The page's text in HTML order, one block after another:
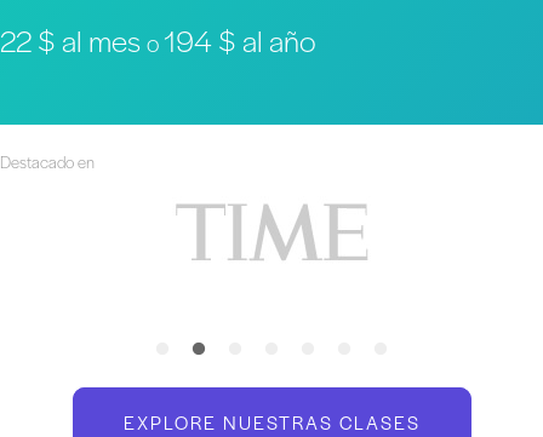
22 $ al meso194 $ al año
Destacado en
EXPLORE NUESTRAS CLASES